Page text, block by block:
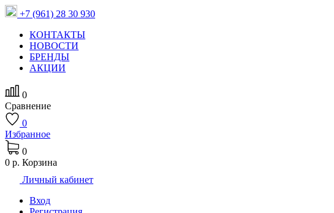
+7 (961) 28 30 930
КОНТАКТЫ
НОВОСТИ
БРЕНДЫ
АКЦИИ
0
Сравнение
0
Избранное
0
0 р. Корзина
Личный кабинет
Вход